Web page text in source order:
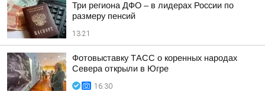
Три региона ДФО – в лидерах России по
размеру пенсий
13:21
Фотовыставку ТАСС о коренных народах
Севера открыли в Югре
16:30